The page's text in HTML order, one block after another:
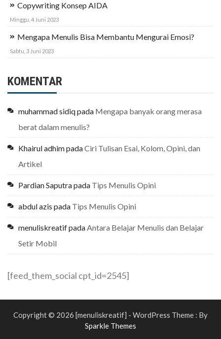
Copywriting Konsep AIDA
Minggu, 4 Juni 2023
Mengapa Menulis Bisa Membantu Mengurai Emosi?
Sabtu, 3 Juni 2023
KOMENTAR
muhammad sidiqpada Mengapa banyak orang merasa
berat dalam menulis?
Khairul adhimpadaCiri Tulisan Esai, Kolom, Opini, dan
Artikel
Pardian Saputrapada Tips Menulis Opini
abdul azis pada Tips Menulis Opini
menuliskreatifpadaAntara Belajar Menulis dan Belajar
Setir Mobil
[feed_them_social cpt_id=2545]
Copyright © 2026 [menuliskreatif] - WordPress Theme : By
Sparkle Themes